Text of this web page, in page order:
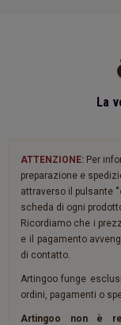
La
ATTENZIONE: Per
preparazione e
attraverso il pulsante
scheda di ogni
Ricordiamo che i
e il pagamento
di contatto.
Artingoo funge
ordini, pagamenti o
Artingoo non è